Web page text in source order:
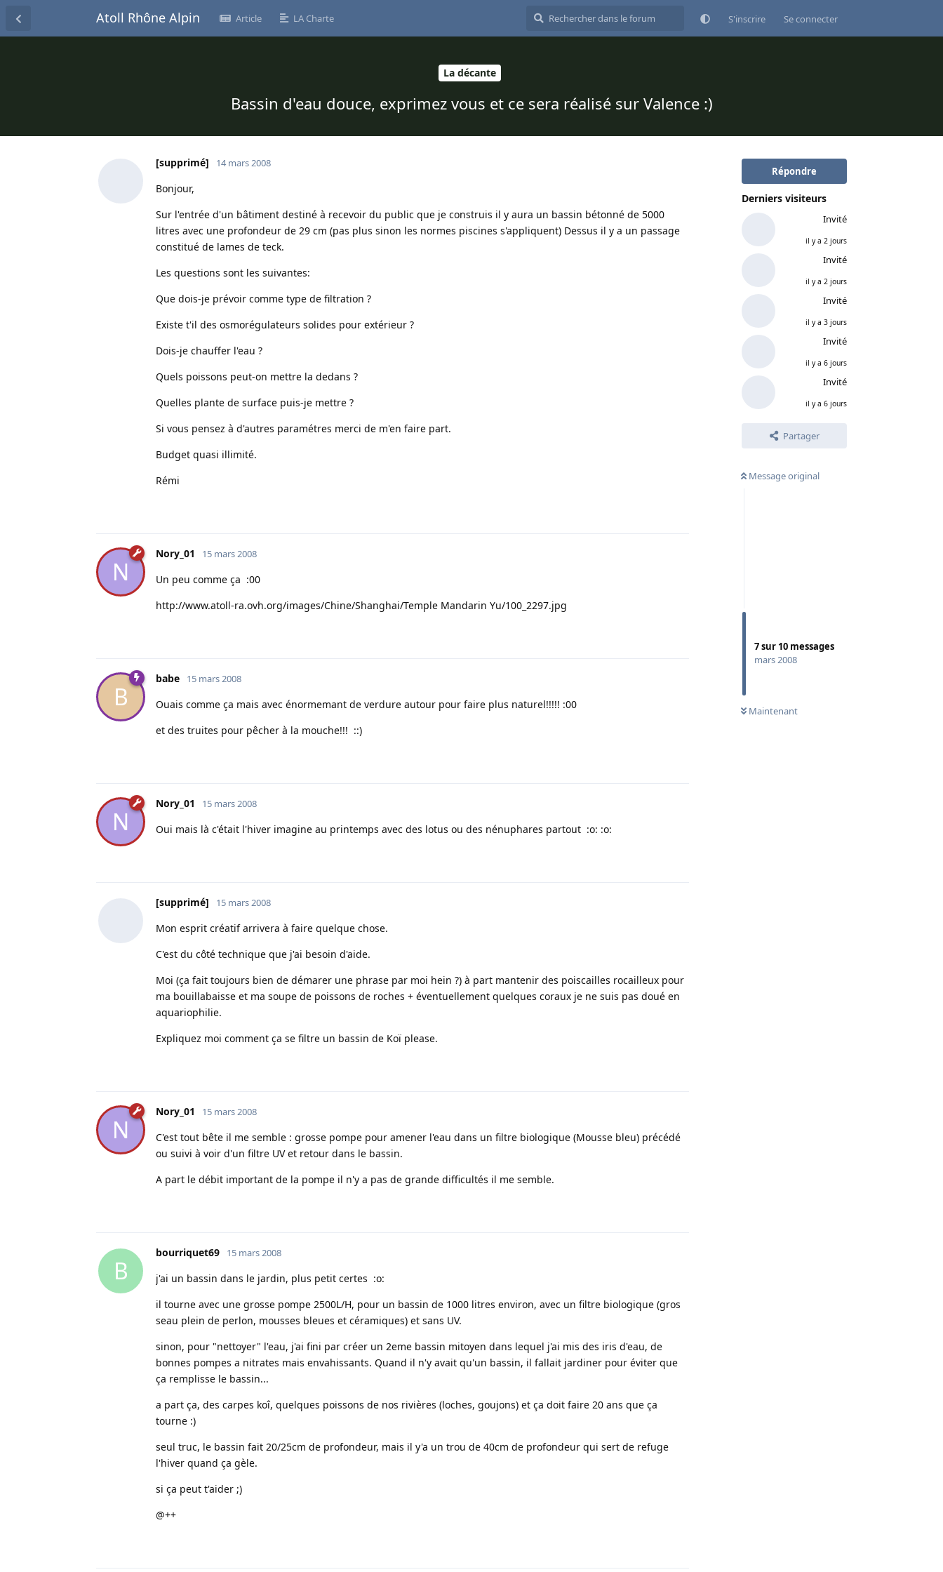
Atoll Rhône Alpin Article LA Charte S'inscrire Se connecter
La décante
Bassin d'eau douce, exprimez vous et ce sera réalisé sur Valence :)
Répondre
Derniers visiteurs
Invité
il y a 2 jours
Invité
il y a 2 jours
Invité
il y a 3 jours
Invité
il y a 6 jours
Invité
il y a 6 jours
Partager
Message original
7sur 10 messages
mars 2008
Maintenant
[supprimé] 14 mars 2008
Bonjour,
Sur l'entrée d'un bâtiment destiné à recevoir du public que je construis il y aura un bassin bétonné de 5000
litres avec une profondeur de 29 cm (pas plus sinon les normes piscines s'appliquent) Dessus il y a un passage
constitué de lames de teck.
Les questions sont les suivantes:
Que dois-je prévoir comme type de filtration ?
Existe t'il des osmorégulateurs solides pour extérieur ?
Dois-je chauffer l'eau ?
Quels poissons peut-on mettre la dedans ?
Quelles plante de surface puis-je mettre ?
Si vous pensez à d'autres paramétres merci de m'en faire part.
Budget quasi illimité.
Rémi
N
Nory_01 15 mars 2008
Un peu comme ça :00
http://www.atoll-ra.ovh.org/images/Chine/Shanghai/Temple Mandarin Yu/100_2297.jpg
B
babe 15 mars 2008
Ouais comme ça mais avec énormemant de verdure autour pour faire plus naturel!!!!! :00
et des truites pour pêcher à la mouche!!! ::)
N
Nory_01 15 mars 2008
Oui mais là c'était l'hiver imagine au printemps avec des lotus ou des nénuphares partout :o: :o:
[supprimé] 15 mars 2008
Mon esprit créatif arrivera à faire quelque chose.
C'est du côté technique que j'ai besoin d'aide.
Moi (ça fait toujours bien de démarer une phrase par moi hein ?) à part mantenir des poiscailles rocailleux pour
ma bouillabaisse et ma soupe de poissons de roches + éventuellement quelques coraux je ne suis pas doué en
aquariophilie.
Expliquez moi comment ça se filtre un bassin de Koï please.
N
Nory_01 15 mars 2008
C'est tout bête il me semble : grosse pompe pour amener l'eau dans un filtre biologique (Mousse bleu) précédé
ou suivi à voir d'un filtre UV et retour dans le bassin.
A part le débit important de la pompe il n'y a pas de grande difficultés il me semble.
B
bourriquet69 15 mars 2008
j'ai un bassin dans le jardin, plus petit certes :o:
il tourne avec une grosse pompe 2500L/H, pour un bassin de 1000 litres environ, avec un filtre biologique (gros
seau plein de perlon, mousses bleues et céramiques) et sans UV.
sinon, pour "nettoyer" l'eau, j'ai fini par créer un 2eme bassin mitoyen dans lequel j'ai mis des iris d'eau, de
bonnes pompes a nitrates mais envahissants. Quand il n'y avait qu'un bassin, il fallait jardiner pour éviter que
ça remplisse le bassin...
a part ça, des carpes koî, quelques poissons de nos rivières (loches, goujons) et ça doit faire 20 ans que ça
tourne :)
seul truc, le bassin fait 20/25cm de profondeur, mais il y'a un trou de 40cm de profondeur qui sert de refuge
l'hiver quand ça gèle.
si ça peut t'aider ;)
@++